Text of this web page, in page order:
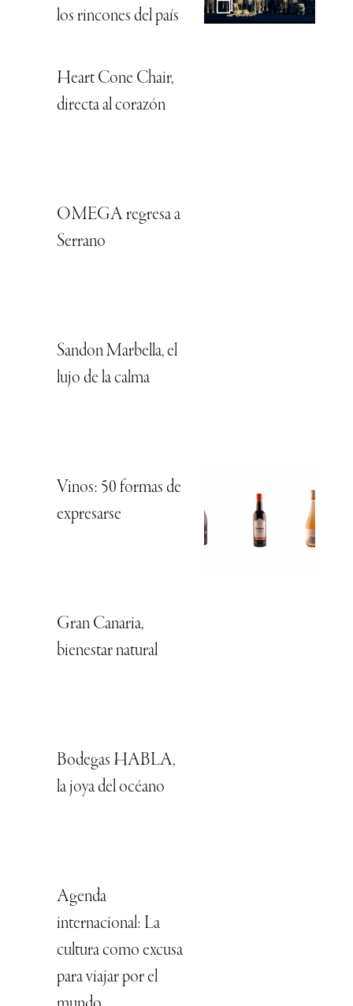
los rincones del país
Heart Cone Chair,
directa al corazón
OMEGA regresa a
Serrano
Sandon Marbella, el
lujo de la calma
Vinos: 50 formas de
expresarse
Gran Canaria,
bienestar natural
Bodegas HABLA,
la joya del océano
Agenda
internacional: La
cultura como excusa
para viajar por el